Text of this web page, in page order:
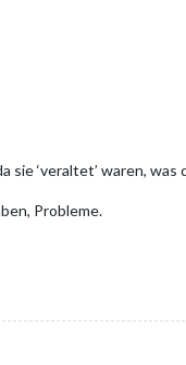
‘veraltet’ waren,
Probleme.